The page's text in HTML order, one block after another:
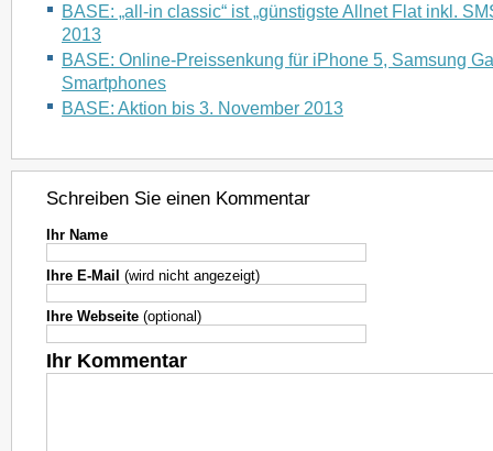
BASE: „all-in classic“ ist „günstigste Allnet Flat inkl.
2013
BASE: Online-Preissenkung für iPhone 5, Samsung
Smartphones
BASE: Aktion bis 3. November 2013
Schreiben Sie einen Kommentar
Ihr Name
Ihre E-Mail (wird nicht angezeigt)
Ihre Webseite (optional)
Ihr Kommentar